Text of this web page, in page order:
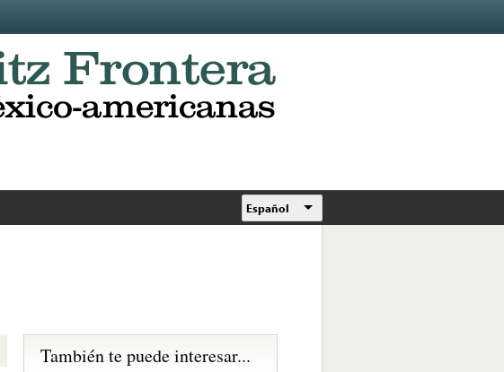
Español
También te puede interesar...